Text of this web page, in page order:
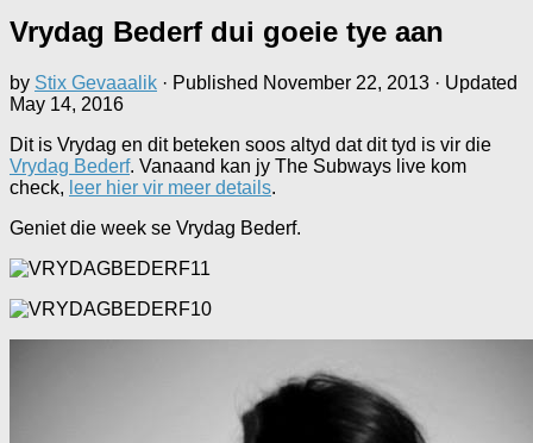
Vrydag Bederf dui goeie tye aan
by Stix Gevaaalik · Published November 22, 2013 · Updated
May 14, 2016
Dit is Vrydag en dit beteken soos altyd dat dit tyd is vir die
Vrydag Bederf. Vanaand kan jy The Subways live kom
check, leer hier vir meer details.
Geniet die week se Vrydag Bederf.